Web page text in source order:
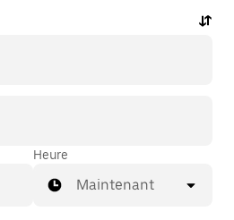
Heure
Maintenant